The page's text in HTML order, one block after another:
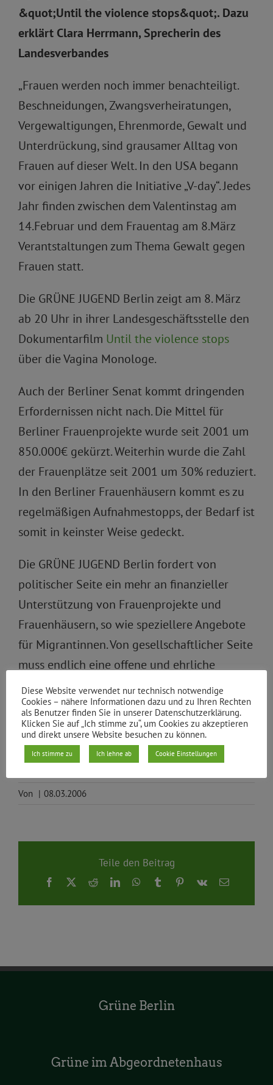
&quot;Until the violence stops&quot;. Dazu
erklärt Clara Herrmann, Sprecherin des
Landesverbandes
„Frauen werden noch immer benachteiligt.
Beschneidungen, Zwangsverheiratungen,
Vergewaltigungen, Ehrenmorde, Gewalt und
Unterdrückung, sind grausamer Alltag von
Frauen auf dieser Welt. In den USA begann
vor einigen Jahren die Initiative „V-day“. Jedes
Jahr finden zwischen dem Valentinstag am
14.Februar und dem Frauentag am 8.März
Verantstaltungen zum Thema Gewalt gegen
Frauen statt.
Die GRÜNE JUGEND Berlin zeigt am 8. März
ab 20 Uhr in ihrer Landesgeschäftsstelle den
Dokumentarfilm Until the violence stops
über die Vagina Monologe.
Auch der Berliner Senat kommt dringenden
Erfordernissen nicht nach. Die Mittel für
Berliner Frauenprojekte wurde seit 2001 um
850.000€ gekürzt. Weiterhin wurde die Zahl
der Frauenplätze seit 2001 um 30% reduziert.
In den Berliner Frauenhäusern kommt es zu
regelmäßigen Aufnahmestopps, der Bedarf ist
somit in keinster Weise gedeckt.
Die GRÜNE JUGEND Berlin fordert von
politischer Seite ein mehr an finanzieller
Unterstützung von Frauenprojekte und
Frauenhäusern, so wie speziellere Angebote
für Migrantinnen. Von gesellschaftlicher Seite
muss endlich eine offene und ehrliche
Auseinandersetzung mit dem Thema Gewalt
gegen Frauen geführt werden.“
Zuerst Veröffentlicht auf der Website der
Grünen Jugend, Bundesverband
Von | 08.03.2006
Teile den Beitrag
Facebook
X RedditLinkedInWhatsApp
TumblrPinterest
Vk
E-
Grüne Berlin
Grüne im Abgeordnetenhaus
Diese Website verwendet nur technisch notwendige
Cookies – nähere Informationen dazu und zu Ihren Rechten
als Benutzer finden Sie in unserer Datenschutzerklärung.
Klicken Sie auf „Ich stimme zu“, um Cookies zu akzeptieren
und direkt unsere Website besuchen zu können.
Ich stimme zu Ich lehne ab Cookie Einstellungen